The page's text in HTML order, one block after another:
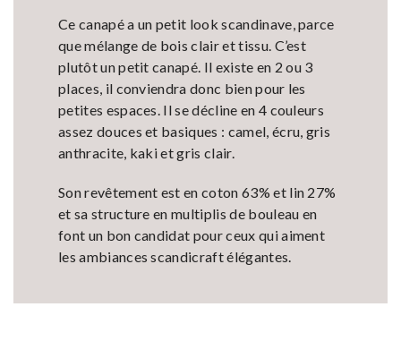
Ce canapé a un petit look scandinave, parce
que mélange de bois clair et tissu. C’est
plutôt un petit canapé. Il existe en 2 ou 3
places, il conviendra donc bien pour les
petites espaces. Il se décline en 4 couleurs
assez douces et basiques : camel, écru, gris
anthracite, kaki et gris clair.
Son revêtement est en coton 63% et lin 27%
et sa structure en multiplis de bouleau en
font un bon candidat pour ceux qui aiment
les ambiances scandicraft élégantes.